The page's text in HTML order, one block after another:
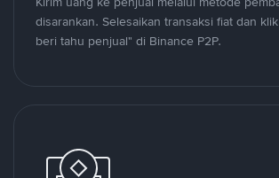
disarankan. Selesaikan transaksi fiat dan
beri tahu penjual" di Binance P2P.